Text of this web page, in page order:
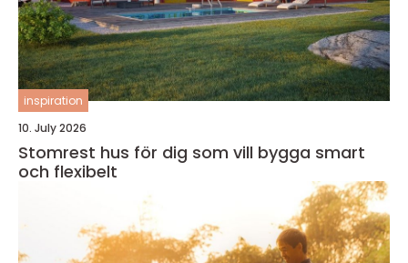
inspiration
10. July 2026
Stomrest hus för dig som vill bygga smart
och flexibelt